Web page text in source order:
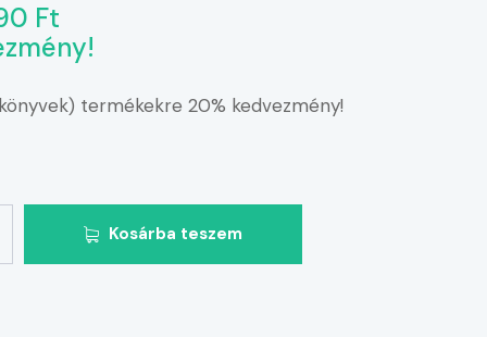
Ft
termékekre 20% kedvezmény!
Kosárba teszem